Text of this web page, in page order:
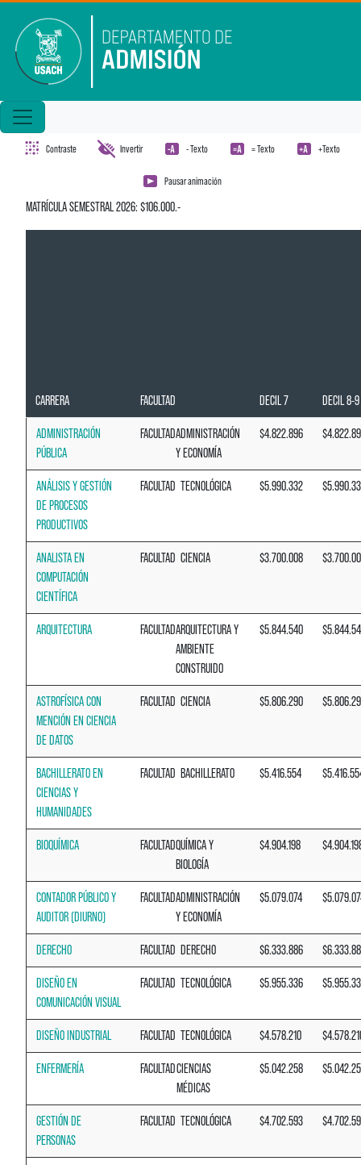
Contraste Invertir - Texto = Texto +Texto
Pausar animación
MATRÍCULA SEMESTRAL 2026: $106.000.-
CARRERA FACULTAD DECIL 7 DECIL 8-9
ADMINISTRACIÓN
PÚBLICA
FACULTADADMINISTRACIÓN
Y ECONOMÍA
$4.822.896
ANÁLISIS Y GESTIÓN
DE PROCESOS
PRODUCTIVOS
FACULTAD TECNOLÓGICA $5.990.332
ANALISTA EN
COMPUTACIÓN
CIENTÍFICA
FACULTAD CIENCIA $3.700.008
ARQUITECTURA FACULTADARQUITECTURA Y
AMBIENTE
CONSTRUIDO
$5.844.540
ASTROFÍSICA CON
MENCIÓN EN CIENCIA
DE DATOS
FACULTAD CIENCIA $5.806.290
BACHILLERATO EN
CIENCIAS Y
HUMANIDADES
FACULTAD BACHILLERATO $5.416.554
BIOQUÍMICA FACULTADQUÍMICA Y
BIOLOGÍA
$4.904.198
CONTADOR PÚBLICO Y
AUDITOR (DIURNO)
FACULTADADMINISTRACIÓN
Y ECONOMÍA
$5.079.074
DERECHO FACULTAD DERECHO $6.333.886
DISEÑO EN
COMUNICACIÓN VISUAL
FACULTAD TECNOLÓGICA $5.955.336
DISEÑO INDUSTRIAL FACULTAD TECNOLÓGICA $4.578.210
ENFERMERÍA FACULTADCIENCIAS
MÉDICAS
$5.042.258
GESTIÓN DE
PERSONAS
FACULTAD TECNOLÓGICA $4.702.593